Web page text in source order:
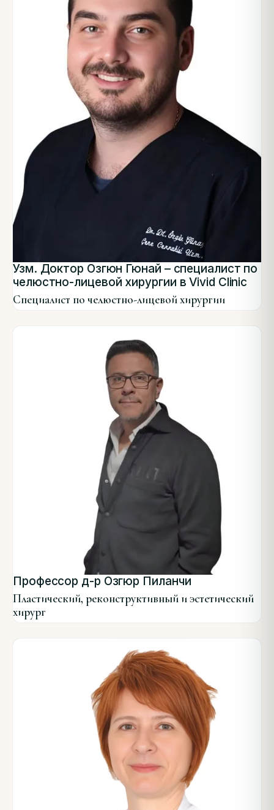
Узм. Доктор Озгюн Гюнай – специалист по
челюстно-лицевой хирургии в Vivid Clinic
Специалист по челюстно-лицевой хирургии
Профессор д-р Озгюр Пиланчи
Пластический, реконструктивный и эстетический
хирург